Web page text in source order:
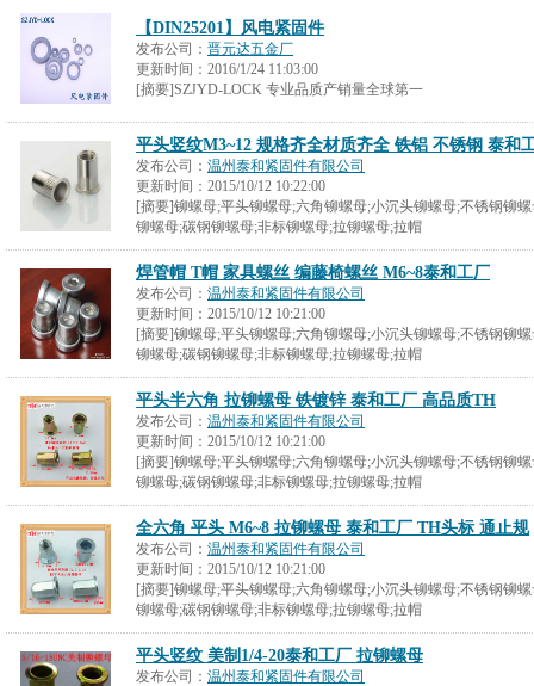
【DIN25201】风电紧固件
发布公司： 晋元达五金厂
更新时间： 2016/1/24 11:03:00
[摘要]SZJYD-LOCK 专业品质产销量全球第一
平头竖纹M3~12 规格齐全材质齐全 铁铝 不锈钢 泰和
发布公司： 温州泰和紧固件有限公司
更新时间： 2015/10/12 10:22:00
[摘要]铆螺母;平头铆螺母;六角铆螺母;小沉头铆螺母;不锈钢铆
铆螺母;碳钢铆螺母;非标铆螺母;拉铆螺母;拉帽
焊管帽 T帽 家具螺丝 编藤椅螺丝 M6~8泰和工厂
发布公司： 温州泰和紧固件有限公司
更新时间： 2015/10/12 10:21:00
[摘要]铆螺母;平头铆螺母;六角铆螺母;小沉头铆螺母;不锈钢铆
铆螺母;碳钢铆螺母;非标铆螺母;拉铆螺母;拉帽
平头半六角 拉铆螺母 铁镀锌 泰和工厂 高品质TH
发布公司： 温州泰和紧固件有限公司
更新时间： 2015/10/12 10:21:00
[摘要]铆螺母;平头铆螺母;六角铆螺母;小沉头铆螺母;不锈钢铆
铆螺母;碳钢铆螺母;非标铆螺母;拉铆螺母;拉帽
全六角 平头 M6~8 拉铆螺母 泰和工厂 TH头标 通止规
发布公司： 温州泰和紧固件有限公司
更新时间： 2015/10/12 10:21:00
[摘要]铆螺母;平头铆螺母;六角铆螺母;小沉头铆螺母;不锈钢铆
铆螺母;碳钢铆螺母;非标铆螺母;拉铆螺母;拉帽
平头竖纹 美制1/4-20泰和工厂 拉铆螺母
发布公司： 温州泰和紧固件有限公司